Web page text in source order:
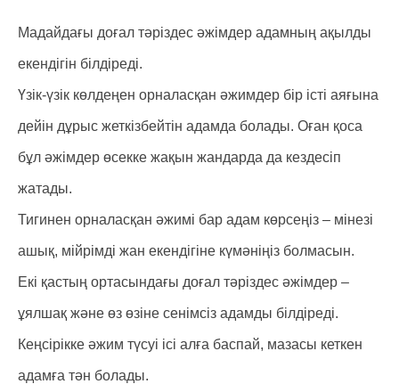
Мадайдағы доғал тәріздес әжімдер адамның ақылды
екендігін білдіреді.
Үзік-үзік көлдеңен орналасқан әжимдер бір істі аяғына
дейін дұрыс жеткізбейтін адамда болады. Оған қоса
бұл әжімдер өсекке жақын жандарда да кездесіп
жатады.
Тигинен орналасқан әжимі бар адам көрсеңіз – мінезі
ашық, мійрімді жан екендігіне күмәніңіз болмасын.
Екі қастың ортасындағы доғал тәріздес әжімдер –
ұялшақ және өз өзіне сенімсіз адамды білдіреді.
Кеңсірікке әжим түсуі ісі алға баспай, мазасы кеткен
адамға тән болады.